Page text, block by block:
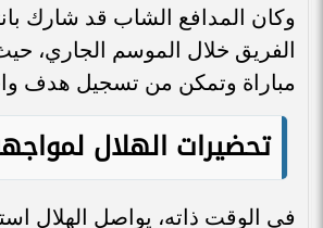
وكان المدافع الشاب قد شارك
مباراة وتمكن من تسجيل هدف
تحضيرات الهلال
في الوقت ذاته، يواصل الهلال